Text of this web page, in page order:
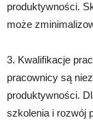
produktywności.
może
3. Kwalifikacje
pracownicy są
produktywności.
szkolenia i rozwój